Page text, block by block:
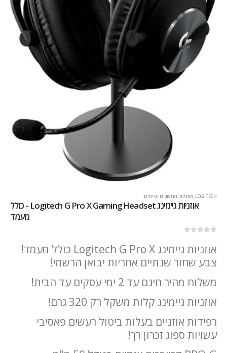
LOGITECH
,אוזניות, מחשבים וגיימינג
אוזניות גיימינג Logitech G Pro X Gaming Headset - כולל
מעמד
אוזניות גיימינג Logitech G Pro X כולל מעמד!
צבע שחור שנתיים אחריות יבואן הרשמי!
משלוח מהיר חינם עד 2 ימי עסקים עד הבית!
אוזניות גיימינג קלות משקל רק 320 גרם!
רפידות אוזניים בעלות ביטול רעשים פאסיבי
עשויות ספוג זכרון רך!